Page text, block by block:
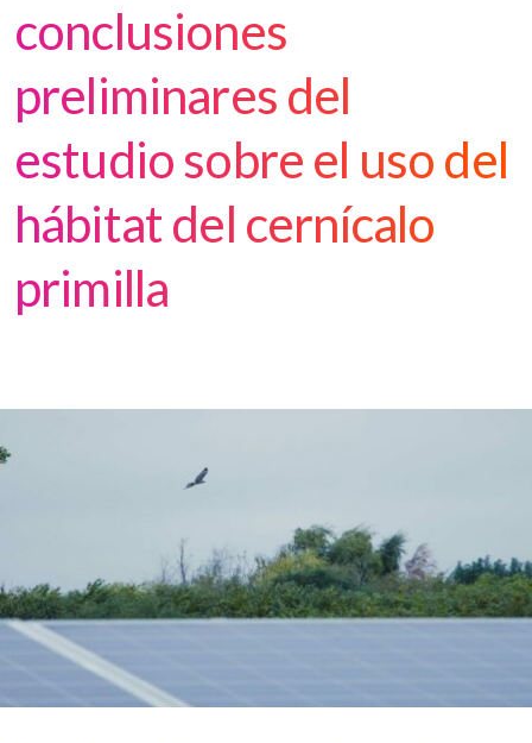
conclusiones
preliminares del
estudio sobre el uso del
hábitat del cernícalo
primilla